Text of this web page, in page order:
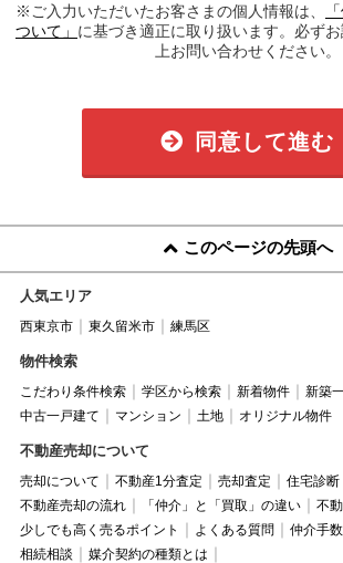
※ご入力いただいたお客さまの個人情報は、
ついて」 に基づき適正に取り扱います。必ず
上お問い合わせください。
同意して進む
このページの先頭へ
人気エリア
西東京市 東久留米市 練馬区
物件検索
こだわり条件検索 学区から検索 新着物件
新築
中古一戸建て
マンション 土地 オリジナル物件
不動産売却について
売却について 不動産1分査定 売却査定
住宅診断
不動産売却の流れ
「仲介」と「買取」の違い
不
少しでも高く売るポイント
よくある質問
仲介手
相続相談
媒介契約の種類とは